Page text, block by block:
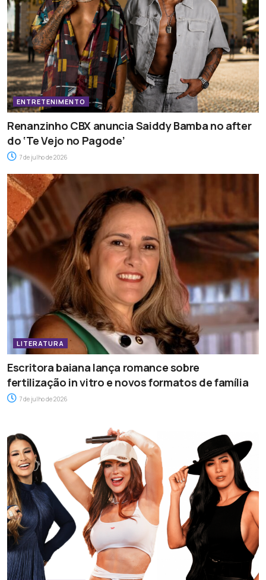
ENTRETENIMENTO
Renanzinho CBX anuncia Saiddy Bamba no after
do ‘Te Vejo no Pagode’
7 de julho de 2026
LITERATURA
Escritora baiana lança romance sobre
fertilização in vitro e novos formatos de família
7 de julho de 2026